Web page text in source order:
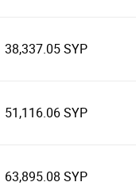
38,337.05 SYP
51,116.06 SYP
63,895.08 SYP